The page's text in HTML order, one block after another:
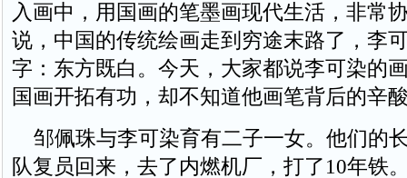
入画中，用国画的笔墨画现代生活，非常
说，中国的传统绘画走到穷途末路了，李
字：东方既白。今天，大家都说李可染的
国画开拓有功，却不知道他画笔背后的辛
邹佩珠与李可染育有二子一女。他们的
队复员回来，去了内燃机厂，打了10年铁